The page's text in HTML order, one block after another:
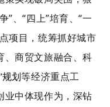
”、“四上”培育、“一
项目 ， 统筹抓好城市
、商贸文旅融合、科
规划等经济重点工
业中体现作为， 深钻